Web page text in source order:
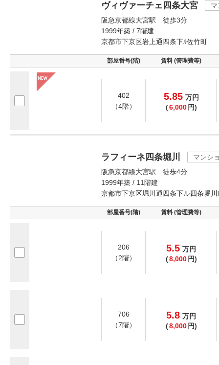
ヴィヴァーチェ四条大宮
阪急京都線大宮駅 徒歩3分
1999年築 / 7階建
京都市下京区岩上通四条下ﾙ佐竹町
部屋番号(階) 賃料 (管理費等)
402
（4階）
5.85 万円
(6,000 円)
ラフィーネ四条堀川
マンシ
阪急京都線大宮駅 徒歩4分
1999年築 / 11階建
京都市下京区堀川通四条下ル四条堀川
部屋番号(階) 賃料 (管理費等)
206
（2階）
5.5 万円
(8,000 円)
706
（7階）
5.8 万円
(8,000 円)